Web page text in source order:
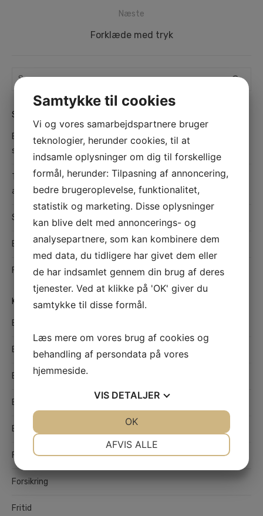
Næste
Næste
Forklæde med tryk
Search
for:
search
SENESTE INDLÆG
Bosch Brønderslev – Din lokale ekspert i kvalitetsværktøj og
service
Teltudlejning i København: Fleksible og praktiske løsninger til
alle typer arrangementer
Sådan finder du det bedste værksted i Odense til din bil
Effektiv hårfjerning med sugaring
Find den rette maler i Hedensted til kvalitetsmalerarbejde
KATEGORIER
Bolig
Børn og unge
Butikker
Byggebranchen
Erhverv
Flytning og Transport
Forsikring
Fritid
Samtykke til cookies
Vi og vores samarbejdspartnere bruger
teknologier, herunder cookies, til at
indsamle oplysninger om dig til forskellige
formål, herunder: Tilpasning af annoncering,
bedre brugeroplevelse, funktionalitet,
statistik og marketing. Disse oplysninger
kan blive delt med annoncerings- og
analysepartnere, som kan kombinere dem
med data, du tidligere har givet dem eller
de har indsamlet gennem din brug af deres
tjenester. Ved at klikke på 'OK' giver du
samtykke til disse formål.
Læs mere om vores brug af cookies og
behandling af persondata på vores
hjemmeside.
VIS DETALJER
AFVIS ALLE
OK